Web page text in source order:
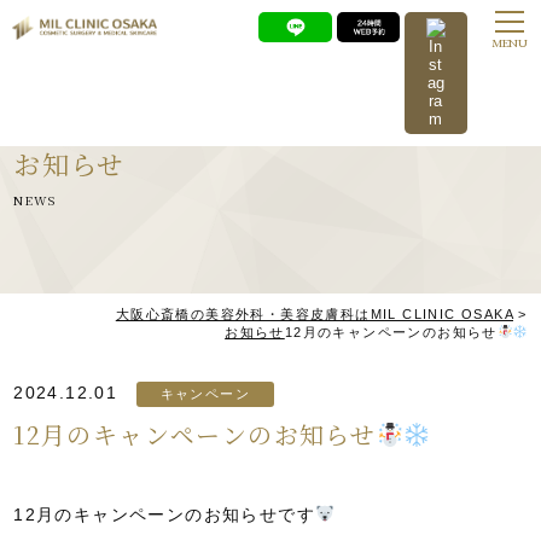
MENU
お知らせ
NEWS
大阪心斎橋の美容外科・美容皮膚科はMIL CLINIC OSAKA>
お知らせ 12月のキャンペーンのお知らせ
2024.12.01 キャンペーン
12月のキャンペーンのお知らせ
12月のキャンペーンのお知らせです